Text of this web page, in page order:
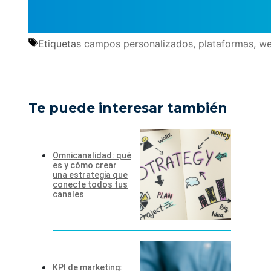
Etiquetas campos personalizados, plataformas,
Te puede interesar también
Omnicanalidad: qué
es y cómo crear
una estrategia que
conecte todos tus
canales
KPI de marketing: